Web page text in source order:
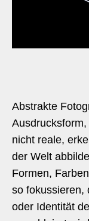
Abstrakte
nicht reale,
der Welt
Formen,
so fokussieren,
oder Identität